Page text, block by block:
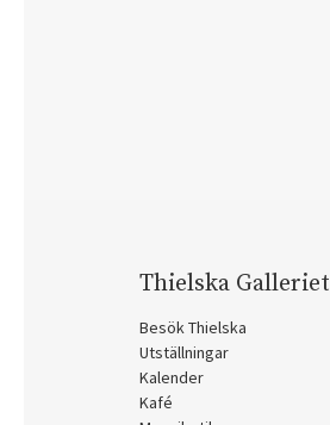
Thielska Galleriet
Besök Thielska
Utställningar
Kalender
Kafé